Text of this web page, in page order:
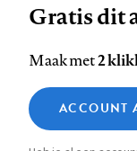
op
Facebook
op
LinkedIn
op
Footer
Contact Colofon
Zie onze cookie policy
Analytische cookies
Gratis dit
Maak met2
ACCOUNT